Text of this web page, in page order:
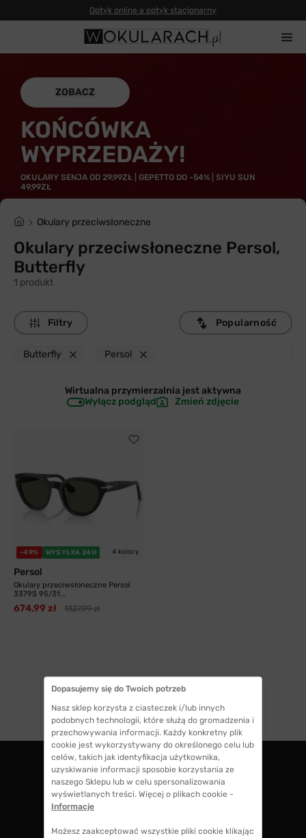
Optyk online a optyk stacjonarny
ZOBACZ
KOŃCÓWKA
WYPRZEDAŻY!
OKULARY SENJA OD 29,99ZŁ | GEPETTO DO -54% | SIYU SUN
49,99ZŁ
Okulary przeciwsłoneczne
Okulary przeciwsłoneczne Persol,
Butterfly
1 produkt
Filtry
Butterfly Persol
Popularność
Wirtualna przymierzalnia jestaktywna
Wyłącz podgląd
Zmień zdjęcie
-49% WYSYŁKA 24H 4 kolory
Persol
Okulary przeciwsłoneczne Persol
3379S 95/31...
674,99 zł 1327,99 zł
1
ZWROTY DO 14 DNI
masz 14 dni na decyzję czy chcesz zostawić
Dopasujemy się do Twoich potrzeb
Nasz sklep korzysta z ciasteczek i/lub innych
podobnych technologii, które służą do gromadzenia i
przechowywania informacji. Każdy konkretny plik
cookie jest wykorzystywany do określonego celu lub
celów, takich jak identyfikacja użytkownika,
uzyskiwanie informacji sposobie korzystania ze
naszego Sklepu lub w celu spersonalizowania
wyświetlanych treści. Więcej o plikach cookie -
Informacje
Możesz zaakceptować wszystkie pliki cookie klikając